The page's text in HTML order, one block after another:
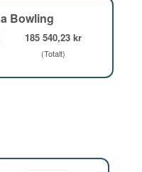
Bowling
185 540,23 kr
(Totalt)